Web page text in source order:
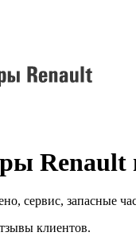
сервис, запасные
клиентов.